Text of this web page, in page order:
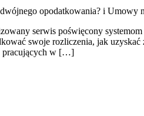
opodatkowania? i Umowy
serwis poświęcony
swoje rozliczenia, jak
pracujących w […]